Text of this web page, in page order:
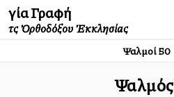
Ἁγία Γραφή
τῆς Ὀρθοδόξου Ἐκκλησίας
Ψαλμοί50
Ψαλμός